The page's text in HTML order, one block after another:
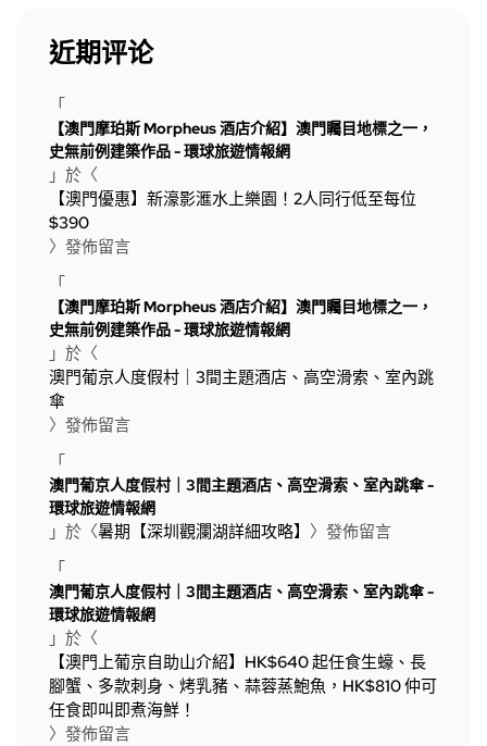
近期评论
「
【澳門摩珀斯 Morpheus 酒店介紹】澳門矚目地標之一，
史無前例建築作品 - 環球旅遊情報網
」於〈
【澳門優惠】新濠影滙水上樂園！2人同行低至每位
$390
〉發佈留言
「
【澳門摩珀斯 Morpheus 酒店介紹】澳門矚目地標之一，
史無前例建築作品 - 環球旅遊情報網
」於〈
澳門葡京人度假村｜3間主題酒店、高空滑索、室內跳
傘
〉發佈留言
「
澳門葡京人度假村｜3間主題酒店、高空滑索、室內跳傘 -
環球旅遊情報網
」於〈暑期【深圳觀瀾湖詳細攻略】 〉發佈留言
「
澳門葡京人度假村｜3間主題酒店、高空滑索、室內跳傘 -
環球旅遊情報網
」於〈
【澳門上葡京自助山介紹】HK$640 起任食生蠔、長
腳蟹、多款刺身、烤乳豬、蒜蓉蒸鮑魚，HK$810 仲可
任食即叫即煮海鮮！
〉發佈留言